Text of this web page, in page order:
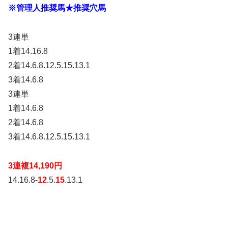
※管理人推奨馬★推奨穴馬
3連単
1着14.16.8
2着14.6.8.12.5.15.13.1
3着14.6.8
3連単
1着14.6.8
2着14.6.8
3着14.6.8.12.5.15.13.1
3連複14,190円
14.16.8-12.5.15.13.1